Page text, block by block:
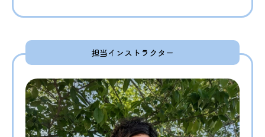
担当インストラクター